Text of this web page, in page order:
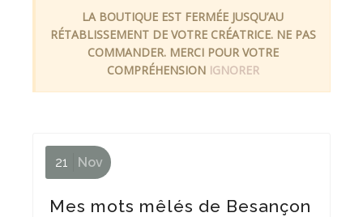
LA BOUTIQUE EST FERMÉE JUSQU’AU
RÉTABLISSEMENT DE VOTRE CRÉATRICE. NE PAS
COMMANDER. MERCI POUR VOTRE
COMPRÉHENSION IGNORER
Mes mots mêlés de Besançon
21 Nov